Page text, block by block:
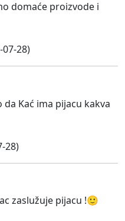
domaće proizvode i
07-28)
Kać ima pijacu kakva
28)
zaslužuje pijacu !🙂